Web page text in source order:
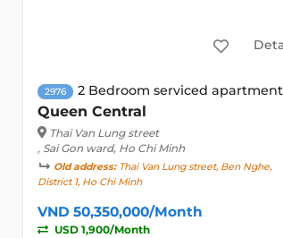
2976 2 Bedroom serviced apartment
Queen Central
Thai Van Lung street
, Sai Gon ward, Ho Chi Minh
Old address:Thai Van Lung street, Ben Nghe,
District 1, Ho Chi Minh
VND 50,350,000/Month
USD 1,900/Month